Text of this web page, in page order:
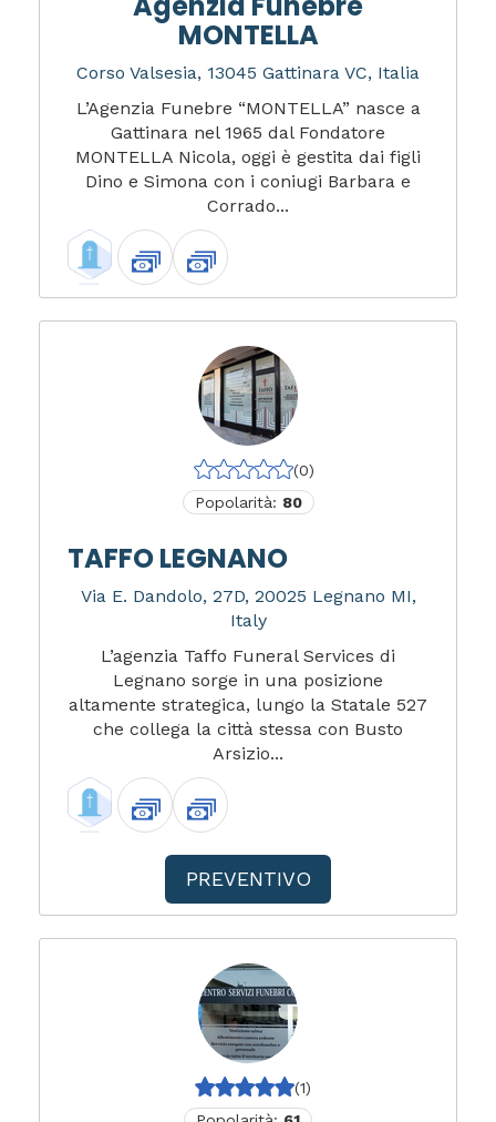
MONTELLA
Corso Valsesia, 13045 Gattinara VC, Italia
L’Agenzia Funebre “MONTELLA” nasce a
Gattinara nel 1965 dal Fondatore
MONTELLA Nicola, oggi è gestita dai figli
Dino e Simona con i coniugi Barbara e
Corrado...
(0)
Popolarità: 80
TAFFO LEGNANO
Via E. Dandolo, 27D, 20025 Legnano MI,
Italy
L’agenzia Taffo Funeral Services di
Legnano sorge in una posizione
altamente strategica, lungo la Statale 527
che collega la città stessa con Busto
Arsizio...
PREVENTIVO
(1)